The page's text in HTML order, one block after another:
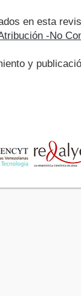
en esta
-No
y